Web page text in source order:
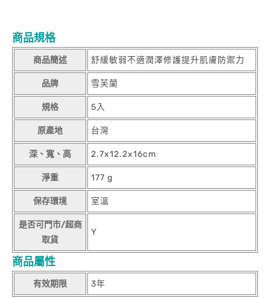
商品規格
商品簡述 舒緩敏弱不適潤澤修護提升肌膚防禦力
品牌 雪芙蘭
規格 5入
原產地 台灣
深、寬、高 2.7x12.2x16cm
淨重 177 g
保存環境 室溫
是否可門市/超商
取貨
Y
商品屬性
有效期限 3年